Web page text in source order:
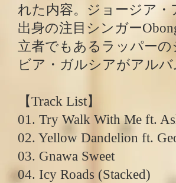
れた内容。ジョージア
出身の注目シンガー
立者でもあるラッパーの
ビア・ガルシアがアルバ
【Track List】
01. Try Walk With Me ft.
02. Yellow Dandelion ft.
03. Gnawa Sweet
04. Icy Roads (Stacked)